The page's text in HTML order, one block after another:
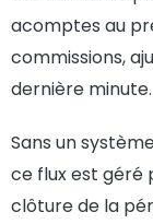
acomptes au
commissions,
dernière minute.
Sans un
ce flux est géré
clôture de la